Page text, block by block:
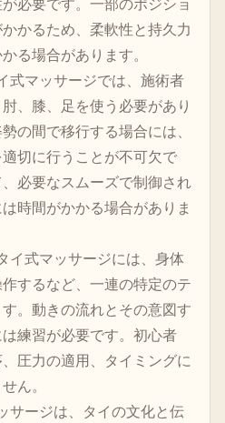
かるため、柔軟性と持久力
る場合があります。
式マッサージでは、施術者
、膝、足を使う必要があり
の間で移行する場合には、
切に行うことが不可欠で
必要なスムーズで制御され
時間がかかる場合がありま
イ式マッサージには、身体
するなど、一連の特定のテ
。動きの流れとその意図す
練習が必要です。初心者
圧力の適用、タイミングに
ん。
サージは、タイの文化と伝